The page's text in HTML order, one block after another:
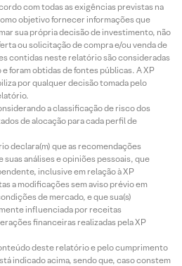
com todas as exigências previstas na
objetivo fornecer informações que
sua própria decisão de investimento, não
ou solicitação de compra e/ou venda de
contidas neste relatório são consideradas
e foram obtidas de fontes públicas. A XP
por qualquer decisão tomada pelo
a classificação de risco dos
de alocação para cada perfil de
declara(m) que as recomendações
análises e opiniões pessoais, que
inclusive em relação à XP
a modificações sem aviso prévio em
de mercado, e que sua(s)
influenciada por receitas
financeiras realizadas pela XP
deste relatório e pelo cumprimento
indicado acima, sendo que, caso constem